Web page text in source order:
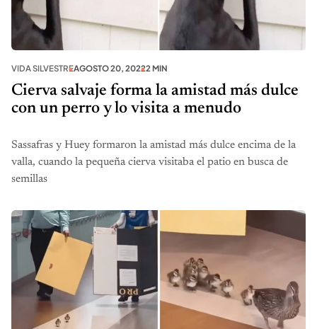
VIDA SILVESTREAGOSTO 20, 20222 MIN
Cierva salvaje forma la amistad más dulce
con un perro y lo visita a menudo
Sassafras y Huey formaron la amistad más dulce encima de la
valla, cuando la pequeña cierva visitaba el patio en busca de
semillas